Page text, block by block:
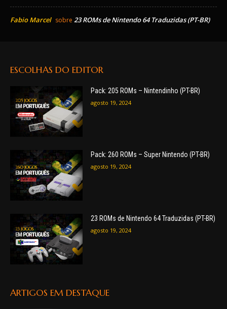
Fabio Marcel sobre 23 ROMs de Nintendo 64 Traduzidas (PT-BR)
ESCOLHAS DO EDITOR
Pack: 205 ROMs – Nintendinho (PT-BR)
agosto 19, 2024
Pack: 260 ROMs – Super Nintendo (PT-BR)
agosto 19, 2024
23 ROMs de Nintendo 64 Traduzidas (PT-BR)
agosto 19, 2024
ARTIGOS EM DESTAQUE